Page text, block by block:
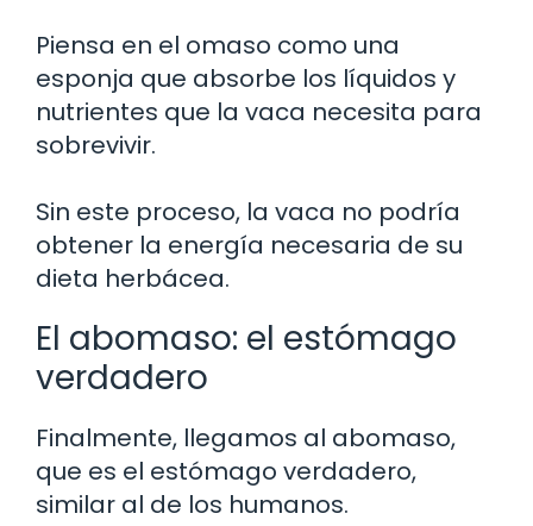
Piensa en el omaso como una
esponja que absorbe los líquidos y
nutrientes que la vaca necesita para
sobrevivir.
Sin este proceso, la vaca no podría
obtener la energía necesaria de su
dieta herbácea.
El abomaso: el estómago
verdadero
Finalmente, llegamos al abomaso,
que es el estómago verdadero,
similar al de los humanos.